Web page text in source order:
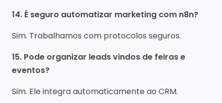
14. É seguro automatizar marketing com n8n?
Sim. Trabalhamos com protocolos seguros.
15. Pode organizar leads vindos de feiras e
eventos?
Sim. Ele integra automaticamente ao CRM.